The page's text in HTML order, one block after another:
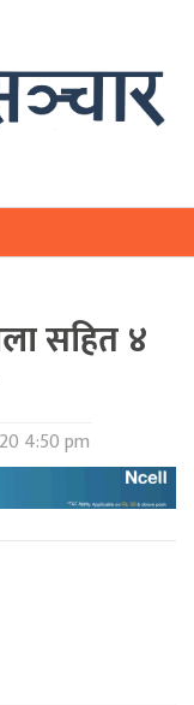
सहित ४
4:50 pm